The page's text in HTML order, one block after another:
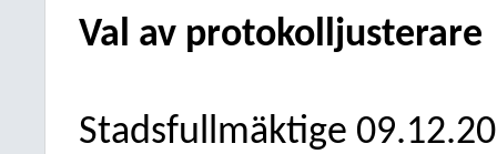
Val av protokolljusterare
Stadsfullmäktige